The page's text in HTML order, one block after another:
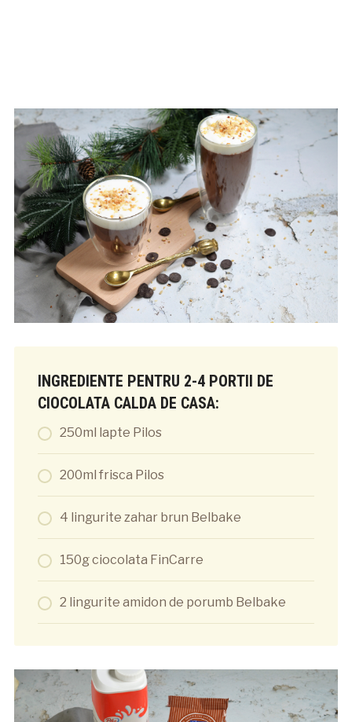
INGREDIENTE PENTRU 2-4 PORTII DE
CIOCOLATA CALDA DE CASA:
250ml lapte Pilos
200ml frisca Pilos
4 lingurite zahar brun Belbake
150g ciocolata FinCarre
2 lingurite amidon de porumb Belbake